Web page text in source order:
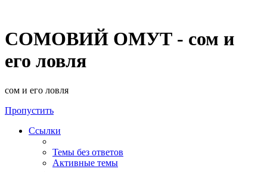
СОМОВИЙ ОМУТ - сом и
его ловля
сом и его ловля
Пропустить
Ссылки
Темы без ответов
Активные темы